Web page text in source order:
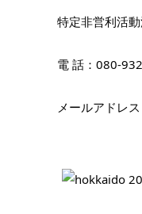
特定非営利活
電 話：080-
メールアドレス